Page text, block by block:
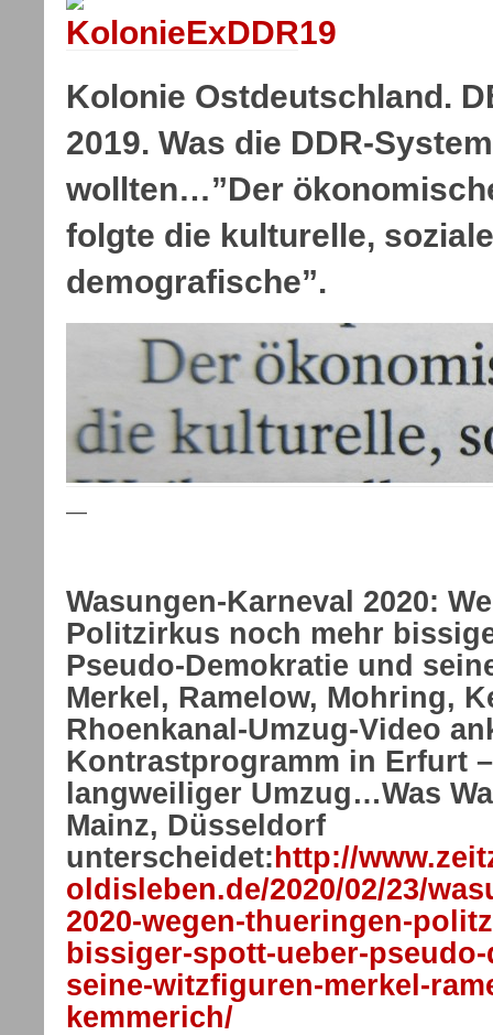
Kolonie Ostdeutschland.
2019. Was die DDR-
wollten…”Der
folgte die kulturelle,
demografische”.
—
Wasungen-Karneval 2020:
Politzirkus noch mehr
Pseudo-Demokratie und
Merkel, Ramelow, Mohring,
Rhoenkanal-Umzug-Video
Kontrastprogramm in Erfurt
langweiliger Umzug…Was
Mainz, Düsseldorf
unterscheidet: http://
oldisleben.de/2020/02/23/
2020-wegen-thueringen-
bissiger-spott-ueber-
seine-witzfiguren-merkel-
kemmerich/